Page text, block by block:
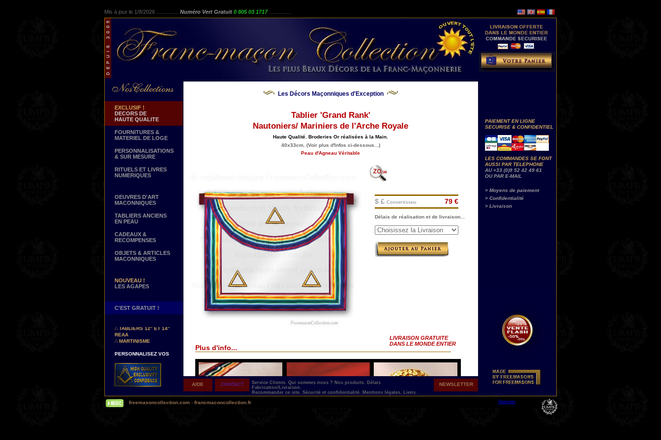
Mis à jour le 1/8/2026 ............... Numéro Vert Gratuit 0 805 03 1717
∴
TABLIERS 12° ET 14°
REAA
∴ MARTINISME
PERSONNALISEZ VOS
VOTRE NOM BRODE A LA
MAIN SUR VOTRE
TABLIER, VORE CORDON
OU VOTRE SAUTOIR
NOUVELLE PAGE !
∴TEMOIGNAGES
EXCLUSIF !
DECORS DE
HAUTE QUALITE
FOURNITURES &
MATERIEL DE LOGE
PERSONNALISATIONS
& SUR MESURE
RITUELS ET LIVRES
NUMERIQUES
OEUVRES D'ART
MACONNIQUES
TABLIERS ANCIENS
EN PEAU
CADEAUX &
RECOMPENSES
OBJETS & ARTICLES
MACONNIQUES
NOUVEAU !
LES AGAPES
C'EST GRATUIT !
AIDE CONTACT Service Clients. Qui sommes nous ? Nos produits. Délais
Fabrication/Livraison.
Recommander ce site. Sécurité et confidentialité. Mentions légales. Liens.
NEWSLETTER
freemasoncollection.com - francmaconcollection.fr Tweeter
Les Décors Maçonniques d'Exception
Tablier 'Grand Rank'
Nautoniers/ Mariniers de l'Arche Royale
Haute Qualité. Broderies Or réalisées à la Main.
40x33cm. (Voir plus d'Infos ci-dessous...)
Peau d'Agneau Véritable
$ £ Convertisseur.
Délais de réalisation et de livraison...
79 €
LIVRAISON GRATUITE
DANS LE MONDE ENTIER
Plus d'info...
PAIEMENT EN LIGNE
SECURISE & CONFIDENTIEL
LES COMMANDES SE FONT
AUSSI PAR TELEPHONE
AU +33 (0)9 52 42 49 61
OU PAR E-MAIL
> Moyens de paiement
> Confidentialité
> Livraison